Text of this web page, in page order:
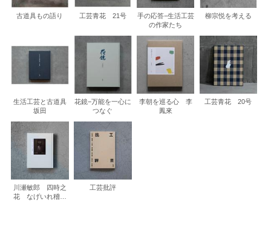
古道具もの語り 工芸青花 21号
手の応答−生活工芸
の作家たち
柳宗悦を考える
生活工芸と古道具
坂田
花鏡−万能を一心に
つなぐ
李朝を巡る心 李
鳳來
工芸青花 20号
川瀬敏郎 四時之
花 なげいれ稽古
工芸批評